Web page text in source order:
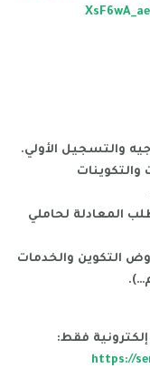
والتسجيل الأولي.
المعادلة لحاملي
التكوين والخدمات
فقط:
https://